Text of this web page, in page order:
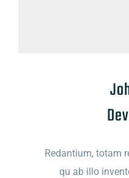
Redantium, totam
qu ab illo